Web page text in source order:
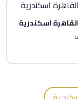
اسكندرية